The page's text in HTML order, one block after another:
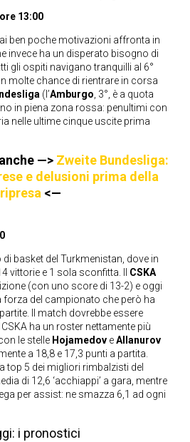
13:00
ben poche motivazioni affronta in
invece ha un disperato bisogno di
gli ospiti navigano tranquilli al 6°
molte chance di rientrare in corsa
(l’Amburgo, 3°, è a quota
in piena zona rossa: penultimi con
nelle ultime cinque uscite prima
—> Zweite Bundesliga:
e delusioni prima della
ripresa <—
basket del Turkmenistan, dove in
vittorie e 1 sola sconfitta. Il CSKA
(con uno score di 13-2) e oggi
forza del campionato che però ha
Il match dovrebbe essere
ha un roster nettamente più
le stelle Hojamedov eAllanurov
a 18,8 e 17,3 punti a partita.
top 5 dei migliori rimbalzisti del
di 12,6 ‘acchiappi’ a gara, mentre
per assist: ne smazza 6,1 ad ogni
i pronostici